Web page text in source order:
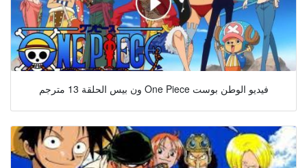
ون بيس الحلقة 13 مترجم One Piece فيديو الوطن بوست